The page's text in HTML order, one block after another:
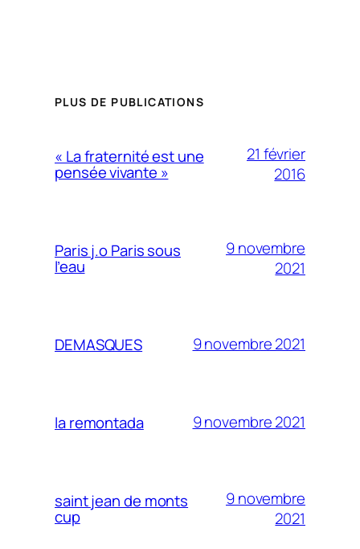
PLUS DE PUBLICATIONS
« La fraternité est une
pensée vivante »
21 février
2016
Paris j.o Paris sous
l’eau
9 novembre
2021
DEMASQUES 9 novembre 2021
la remontada 9 novembre 2021
saint jean de monts
cup
9 novembre
2021